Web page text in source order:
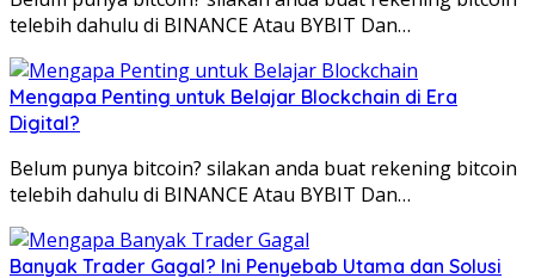
telebih dahulu di BINANCE Atau BYBIT Dan…
Mengapa Penting untuk Belajar Blockchain di Era
Digital?
Belum punya bitcoin? silakan anda buat rekening bitcoin
telebih dahulu di BINANCE Atau BYBIT Dan…
Banyak Trader Gagal? Ini Penyebab Utama dan Solusi